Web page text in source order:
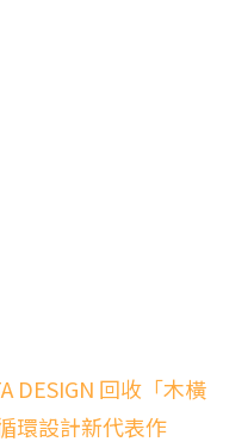
DESIGN 回收「木橫
環設計新代表作